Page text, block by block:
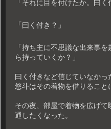
「それに目を付けたか。曰く
「曰く付き？」
「持ち主に不思議な出来事
ら持っていくか？」
曰く付きなど信じていなかっ
悠斗はその着物を借りること
その夜、部屋で着物を広げ
通したくなった。